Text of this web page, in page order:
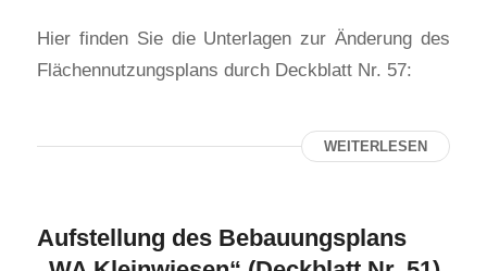
Hier finden Sie die Unterlagen zur Änderung des
Flächennutzungsplans durch Deckblatt Nr. 57:
WEITERLESEN
Aufstellung des Bebauungsplans